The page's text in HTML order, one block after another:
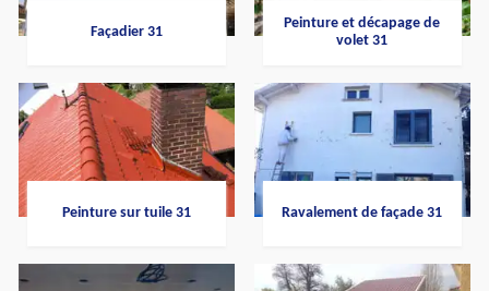
Façadier 31
Peinture et décapage de
volet 31
Peinture sur tuile 31 Ravalement de façade 31